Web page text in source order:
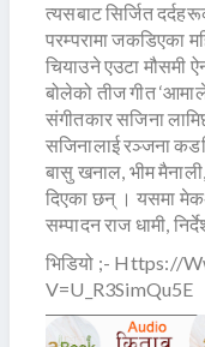
त्यसबाट सिर्जित
परम्परामा जकडिएका
चियाउने एउटा मौसमी
बोलेको तीज गीत
संगीतकार सजिना
सजिनालाई रञ्जना
बासु खनाल, भीम
दिएका छन् । यसमा
सम्पादन राज धामी,
भिडियो ;- Https://
V=u_R3SimQu5E